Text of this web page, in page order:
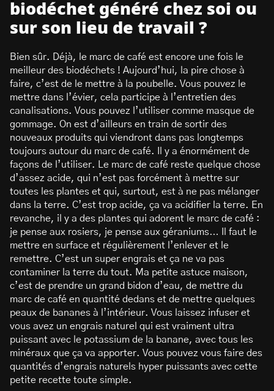
biodéchet généré chez soi ou
sur son lieu de travail ?
Bien sûr. Déjà, le marc de café est encore une fois le
meilleur des biodéchets ! Aujourd’hui, la pire chose à
faire, c’est de le mettre à la poubelle. Vous pouvez le
mettre dans l’évier, cela participe à l’entretien des
canalisations. Vous pouvez l’utiliser comme masque de
gommage. On est d’ailleurs en train de sortir des
nouveaux produits qui viendront dans pas longtemps
toujours autour du marc de café. Il y a énormément de
façons de l’utiliser. Le marc de café reste quelque chose
d’assez acide, qui n’est pas forcément à mettre sur
toutes les plantes et qui, surtout, est à ne pas mélanger
dans la terre. C’est trop acide, ça va acidifier la terre. En
revanche, il y a des plantes qui adorent le marc de café :
je pense aux rosiers, je pense aux géraniums… Il faut le
mettre en surface et régulièrement l’enlever et le
remettre. C’est un super engrais et ça ne va pas
contaminer la terre du tout. Ma petite astuce maison,
c’est de prendre un grand bidon d’eau, de mettre du
marc de café en quantité dedans et de mettre quelques
peaux de bananes à l’intérieur. Vous laissez infuser et
vous avez un engrais naturel qui est vraiment ultra
puissant avec le potassium de la banane, avec tous les
minéraux que ça va apporter. Vous pouvez vous faire des
quantités d’engrais naturels hyper puissants avec cette
petite recette toute simple.